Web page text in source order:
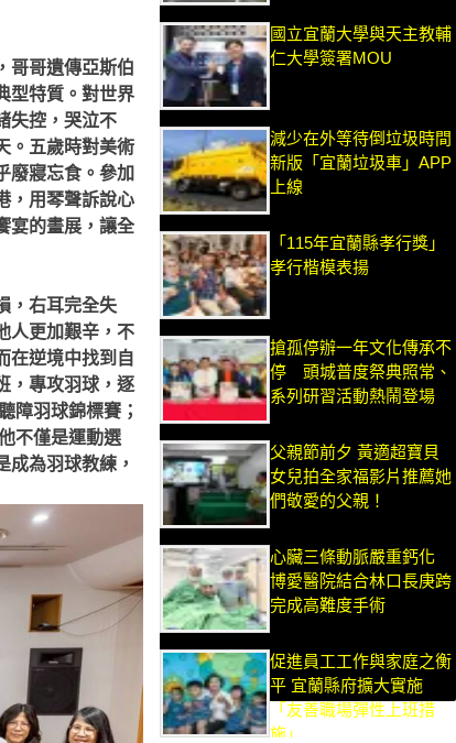
哥哥遺傳亞斯伯
型特質。對世界
失控，哭泣不
。五歲時對美術
廢寢忘食。參加
，用琴聲訴說心
宴的畫展，讓全
，右耳完全失
人更加艱辛，不
在逆境中找到自
，專攻羽球，逐
障羽球錦標賽；
不僅是運動選
為羽球教練，
國立宜蘭大學與天主教輔
仁大學簽署MOU
減少在外等待倒垃圾時間
新版「宜蘭垃圾車」APP
上線
「115年宜蘭縣孝行獎」
孝行楷模表揚
搶孤停辦一年文化傳承不
停 頭城普度祭典照常、
系列研習活動熱鬧登場
父親節前夕 黃適超寶貝
女兒拍全家福影片推薦她
們敬愛的父親！
心臟三條動脈嚴重鈣化
博愛醫院結合林口長庚跨
完成高難度手術
促進員工工作與家庭之衡
平 宜蘭縣府擴大實施
「友善職場彈性上班措
施」